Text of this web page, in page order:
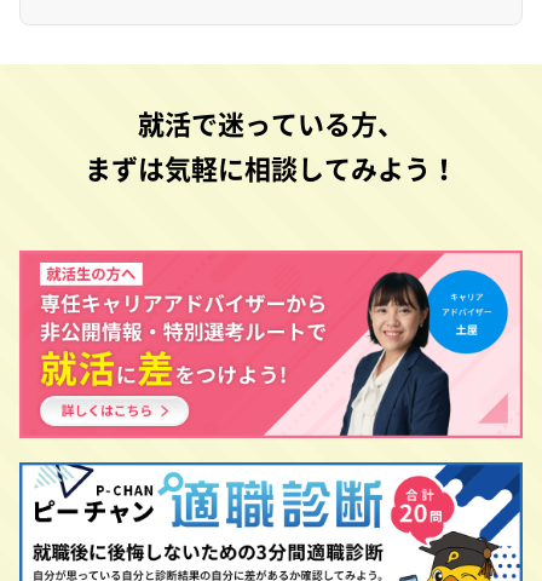
就活で迷っている方、
まずは気軽に相談してみよう！